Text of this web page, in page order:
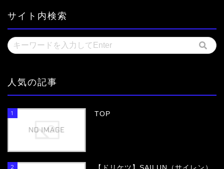
サイト内検索
人気の記事
1 TOP
2